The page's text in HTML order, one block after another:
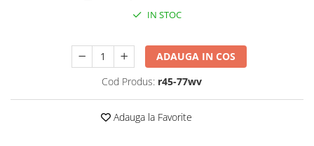
IN STOC
ADAUGA IN COS
Cod Produs: r45-77wv
Adauga la Favorite